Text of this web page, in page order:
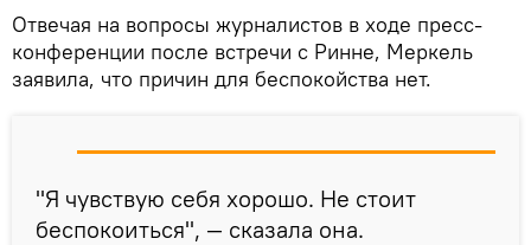
Отвечая на вопросы журналистов в ходе пресс-
конференции после встречи с Ринне, Меркель
заявила, что причин для беспокойства нет.
"Я чувствую себя хорошо. Не стоит
беспокоиться", — сказала она.